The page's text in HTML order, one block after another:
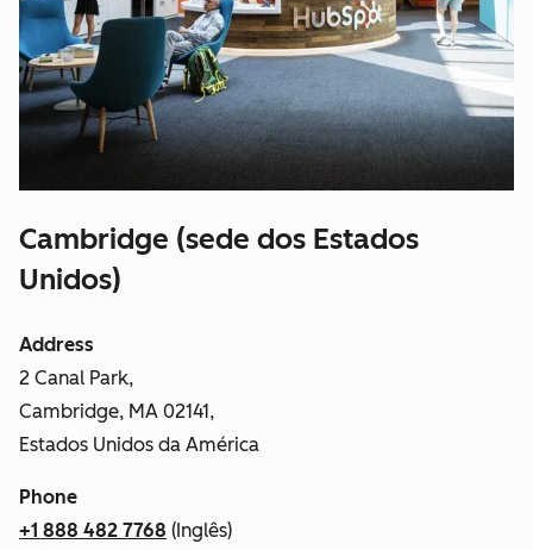
Cambridge (sede dos Estados
Unidos)
Address
2 Canal Park,
Cambridge, MA 02141,
Estados Unidos da América
Phone
+1 888 482 7768 (Inglês)